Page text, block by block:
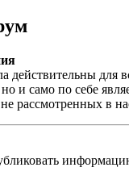
действительны для
и само по себе
не рассмотренных в